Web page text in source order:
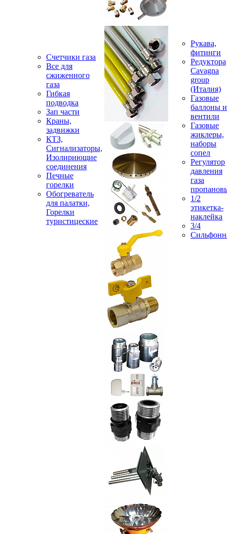
Счетчики газа
Все для
сжиженного
газа
Гибкая
подводка
Зап части
Краны,
задвижки
КТЗ,
Сигнализаторы,
Изолириющие
соединения
Печные
горелки
Обогреватель
для палатки,
Горелки
туристицеские
Рукава,
фитинги
Редуктора
Cavagna
group
(Италия)
Газовые
баллоны и
вентили
Газовые
жиклеры,
наборы
сопел
Регулятор
давления
газа
1/2
этикетка-
наклейка
3/4